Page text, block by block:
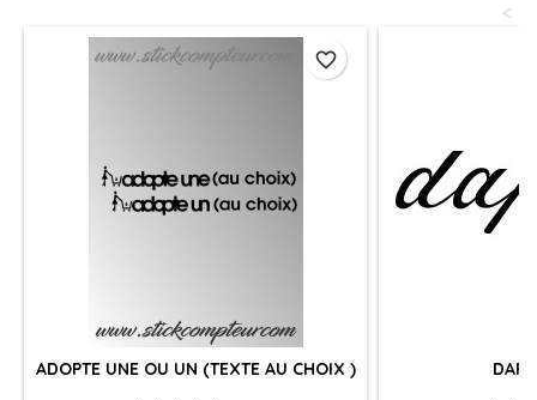
<
ADOPTE UNE OU UN (TEXTE AU CHOIX )
favorite_border